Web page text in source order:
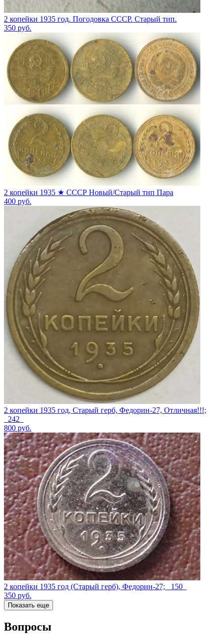
2 копейки 1935 год. Погодовка СССР. Старый тип.
350 руб.
2 копейки 1935 ★ СССР Новый/Старый тип Пара
400 руб.
2 копейки 1935 год, Старый герб, Федорин-27, Отличная!!!;
_242_
800 руб.
2 копейки 1935 год (Старый герб), Федорин-27; _150_
350 руб.
Показать еще
Вопросы